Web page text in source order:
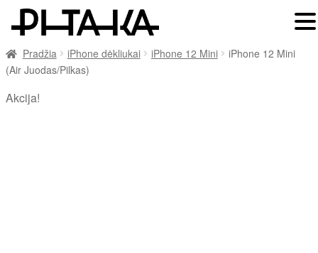
Pradžia iPhone dėkliukai iPhone 12 Mini
iPhone 12 Mini
(Air Juodas/Pilkas)
Akcija!